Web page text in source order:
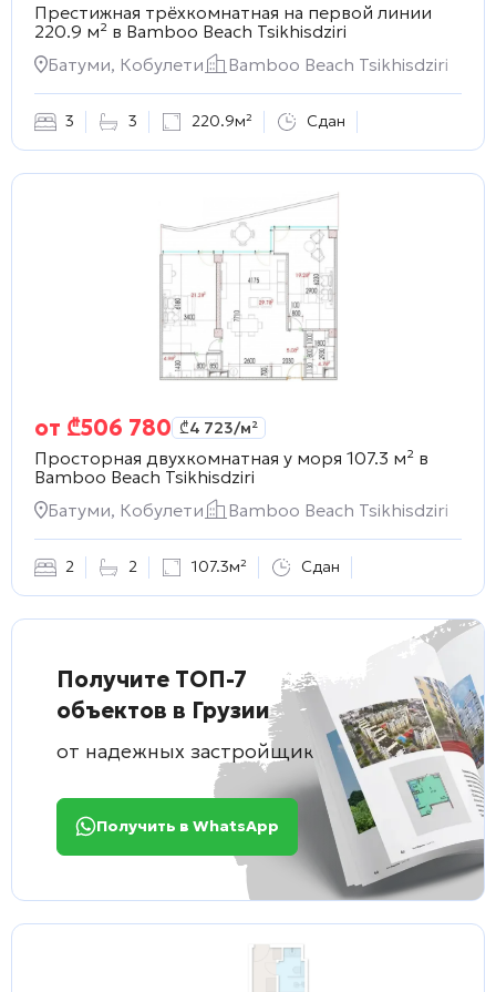
Престижная трёхкомнатная на первой линии
220.9 м² в Bamboo Beach Tsikhisdziri
Батуми, Кобулети
Bamboo Beach Tsikhisdziri
3 3 220.9м² Сдан
от ₾506 780 ₾4 723/м²
Просторная двухкомнатная у моря 107.3 м² в
Bamboo Beach Tsikhisdziri
Батуми, Кобулети
Bamboo Beach Tsikhisdziri
2 2 107.3м² Сдан
Получите ТОП-7
объектов в Грузии
от надежных застройщиков
Получить в WhatsApp